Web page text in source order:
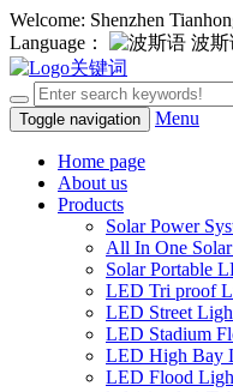
Welcome: Shenzhen
Language：
波斯
Toggle navigation Menu
Home page
About us
Products
Solar Power
All In One
Solar Portable
LED Tri proof
LED Street
LED Stadium
LED High Bay
LED Flood